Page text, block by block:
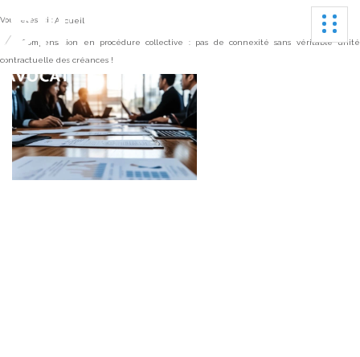
Vous êtes ici :Accueil
Compensation en procédure collective : pas de connexité sans véritable unité
contractuelle des créances !